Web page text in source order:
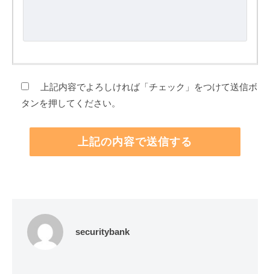
上記内容でよろしければ「チェック」をつけて送信ボ
タンを押してください。
securitybank